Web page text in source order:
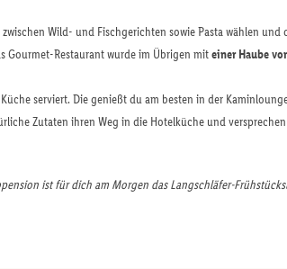
zwischen Wild- und Fischgerichten sowie Pasta wählen und
Gourmet-Restaurant wurde im Übrigen miteiner Haube
serviert. Die genießt du am besten in der
Zutaten ihren Weg in die Hotelküche und
ist für dich am Morgen das Langschläfer-